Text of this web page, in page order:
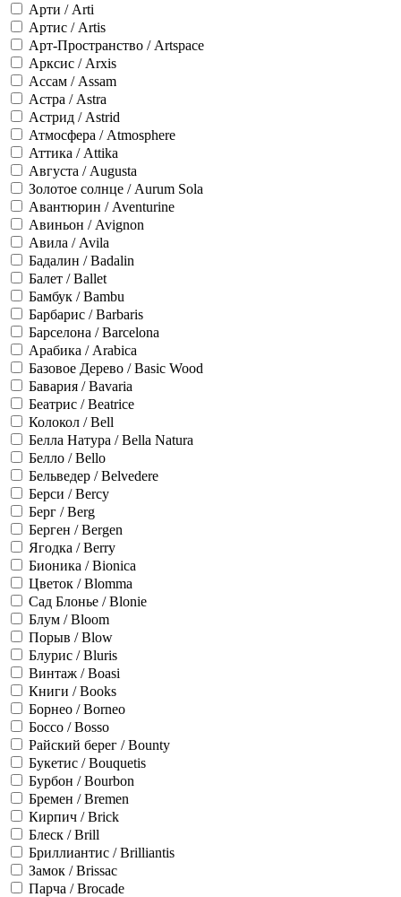
Арти / Arti
Артис / Artis
Арт-Пространство / Artspace
Арксис / Arxis
Ассам / Assam
Астра / Astra
Астрид / Astrid
Атмосфера / Atmosphere
Аттика / Attika
Августа / Augusta
Золотое солнце / Aurum Sola
Авантюрин / Aventurine
Авиньон / Avignon
Авила / Avila
Бадалин / Badalin
Балет / Ballet
Бамбук / Bambu
Барбарис / Barbaris
Барселона / Barcelona
Арабика / Arabica
Базовое Дерево / Basic Wood
Бавария / Bavaria
Беатрис / Beatrice
Колокол / Bell
Белла Натура / Bella Natura
Белло / Bello
Бельведер / Belvedere
Берси / Bercy
Берг / Berg
Берген / Bergen
Ягодка / Berry
Бионика / Bionica
Цветок / Blomma
Сад Блонье / Blonie
Блум / Bloom
Порыв / Blow
Блурис / Bluris
Винтаж / Boasi
Книги / Books
Борнео / Borneo
Боссо / Bosso
Райский берег / Bounty
Букетис / Bouquetis
Бурбон / Bourbon
Бремен / Bremen
Кирпич / Brick
Блеск / Brill
Бриллиантис / Brilliantis
Замок / Brissac
Парча / Brocade